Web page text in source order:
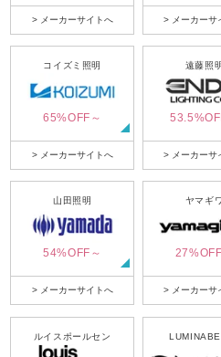
> メーカーサイトへ > メーカーサ
コイズミ照明
65%OFF～
> メーカーサイトへ
遠藤照
> メーカーサ
山田照明
54%OFF～
> メーカーサイトへ
ヤマギ
> メーカーサ
ルイスポールセン